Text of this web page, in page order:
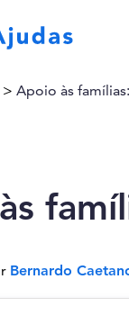
> Apoio às
Bernardo